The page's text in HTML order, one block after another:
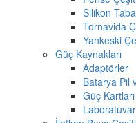
Silikon
Tornavida
Yankeski
Güç Kaynakları
Adaptörler
Batarya Pil
Güç Kartları